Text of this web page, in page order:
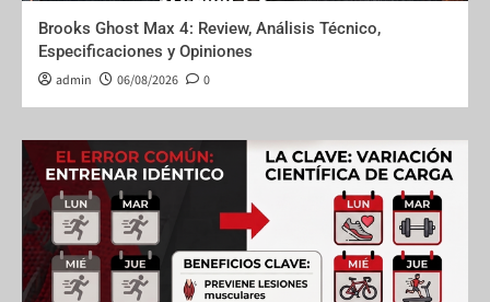
Brooks Ghost Max 4: Review, Análisis Técnico,
Especificaciones y Opiniones
admin 06/08/2026 0